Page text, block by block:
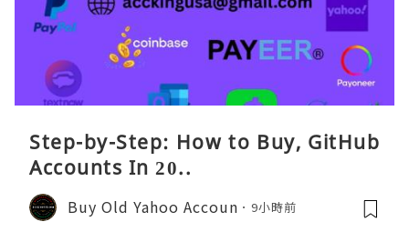
Step-by-Step: How to Buy, GitHub
Accounts In 20..
Buy Old Yahoo Accoun 9小時前